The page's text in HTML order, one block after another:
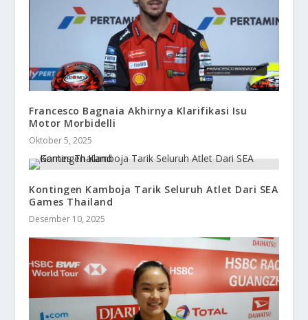
Francesco Bagnaia Akhirnya Klarifikasi Isu
Motor Morbidelli
Oktober 5, 2025
Kontingen Kamboja Tarik Seluruh Atlet Dari SEA
Games Thailand
Desember 10, 2025